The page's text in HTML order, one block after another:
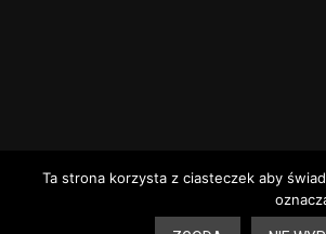
Ta strona korzysta z ciasteczek aby